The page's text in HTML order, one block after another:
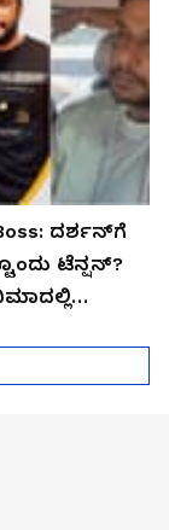
ದರ್ಶನ್‌ಗೆ
ಟೆನ್ಷನ್?